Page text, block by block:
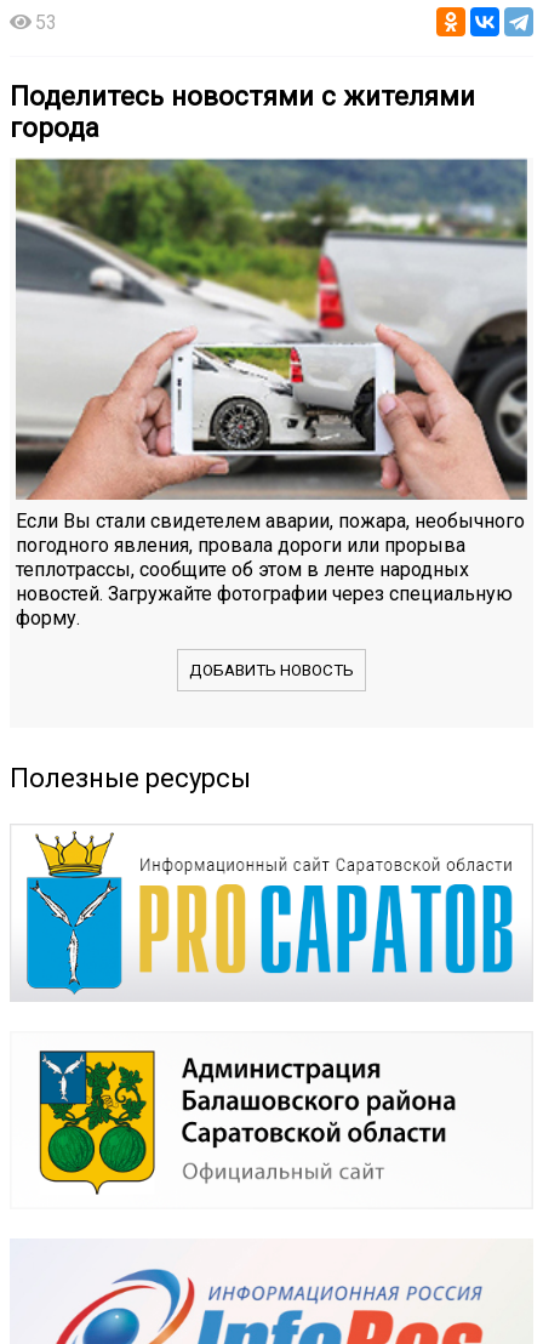
53
Поделитесь новостями с жителями
города
Если Вы стали свидетелем аварии, пожара, необычного
погодного явления, провала дороги или прорыва
теплотрассы, сообщите об этом в ленте народных
новостей. Загружайте фотографии через специальную
форму.
ДОБАВИТЬ НОВОСТЬ
Полезные ресурсы